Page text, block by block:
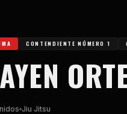
CONTENDIENTE NÚMERO 1
Jiu Jitsu